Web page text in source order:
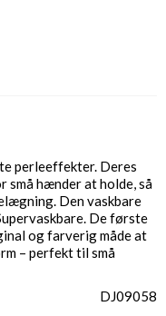
perleeffekter. Deres
små hænder at holde, så
Den vaskbare
De første
og farverig måde at
– perfekt til små
DJ09058